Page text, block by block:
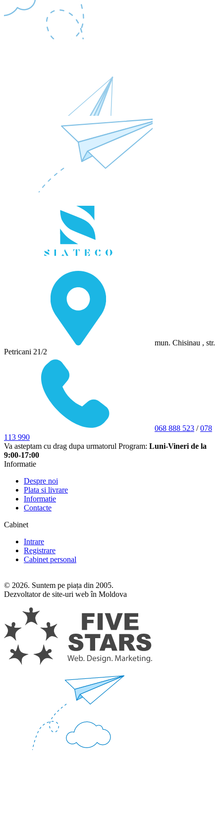
mun. Chisinau , str.
Petricani 21/2
068 888 523 /078
113 990
Va asteptam cu drag dupa urmatorul Program: Luni-Vineri de la
9:00-17:00
Informatie
Despre noi
Plata si livrare
Informatie
Contacte
Cabinet
Intrare
Registrare
Cabinet personal
© 2026. Suntem pe piața din 2005.
Dezvoltator de site-uri web în Moldova